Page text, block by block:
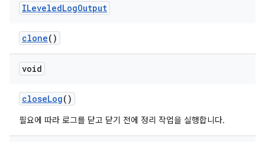
ILeveledLogOutput
clone()
void
closeLog()
필요에 따라 로그를 닫고 닫기 전에 정리 작업을 실행합니다.